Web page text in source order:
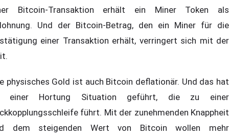
Bitcoin-Transaktion erhält ein Miner Token als
Und der Bitcoin-Betrag, den ein Miner für die
einer Transaktion erhält, verringert sich mit der
physisches Gold ist auch Bitcoin deflationär. Und das hat
einer Hortung Situation geführt, die zu einer
führt. Mit der zunehmenden Knappheit
dem steigenden Wert von Bitcoin wollen mehr